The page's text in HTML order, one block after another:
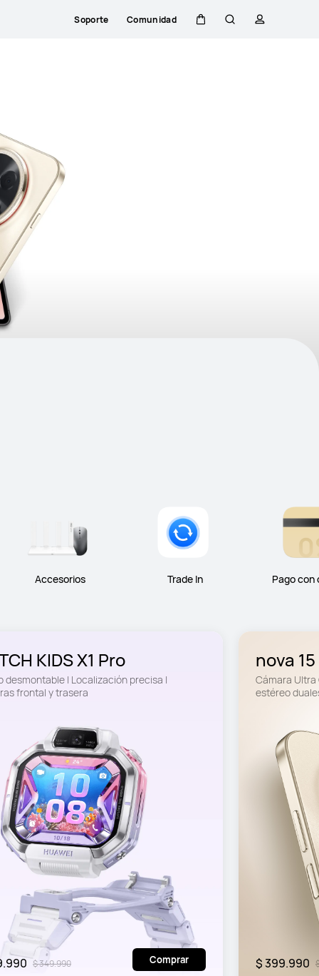
Soporte Comunidad
Accesorios Trade In Pago con
KIDS X1 Pro
desmontable | Localización precisa |
frontal y trasera
$ 349.990 Comprar
nova
Cámara Ultra
estéreo
$ 399.990